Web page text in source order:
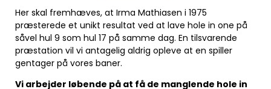
Her skal fremhæves, at Irma Mathiasen i 1975
præsterede et unikt resultat ved at lave hole in one på
såvel hul 9 som hul 17 på samme dag. En tilsvarende
præstation vil vi antagelig aldrig opleve at en spiller
gentager på vores baner.
Vi arbejder løbende på at få de manglende hole in